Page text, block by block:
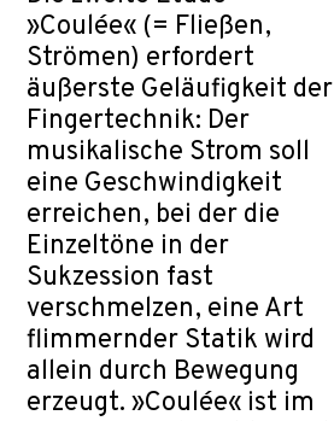
»Coulée« (= Fließen,
Strömen) erfordert
äußerste Geläufigkeit der
Fingertechnik: Der
musikalische Strom soll
eine Geschwindigkeit
erreichen, bei der die
Einzeltöne in der
Sukzession fast
verschmelzen, eine Art
flimmernder Statik wird
allein durch Bewegung
erzeugt. »Coulée« ist im